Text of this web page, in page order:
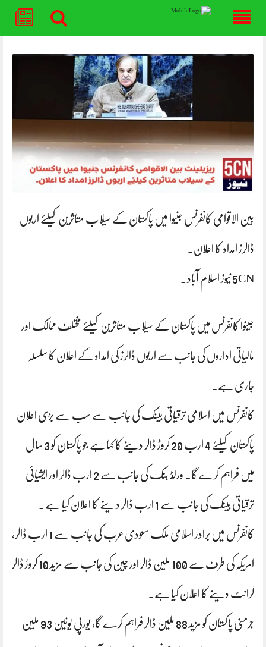
content
بین الاقوامی کانفرنس جنیوا میں پاکستان کے سیلاب متاثرین کیلئے اربوں
ڈالرز امداد کا اعلان۔
5CN نیوز اسلام آباد۔
جینوا کانفرنس میں پاکستان کے سیلاب متاثرین کیلئے مختلف ممالک اور
مالیاتی اداروں کی جانب سے اربوں ڈالرز کی امداد کے اعلان کا سلسلہ
جاری ہے۔
کانفرنس میں اسلامی ترقیاتی بینک کی جانب سے سب سے بڑی اعلان
پاکستان کیلئے 4 ارب 20 کروڑ ڈالر دینے کا کہا ہے جو پاکستان کو 3 سال
میں فراہم کرے گا۔ ورلڈ بنک کی جانب سے 2 ارب ڈالر اور ایشیائی
ترقیاتی بینک کی جانب سے 1 ارب ڈالر دینے کا اعلان کیا ہے۔
کانفرنس میں برادر اسلامی ملک سعودی عرب کی جانب سے 1 ارب ڈالر،
امریکہ کی طرف سے 100 ملین ڈالر اور چین کی جانب سے مزید 10 کروڑ ڈالر
گرانٹ دینے کا اعلان کیا ہے۔
جرمنی پاکستان کو مزید 88 ملین ڈالر فراہم کرے گا، یورپی یونین 93 ملین